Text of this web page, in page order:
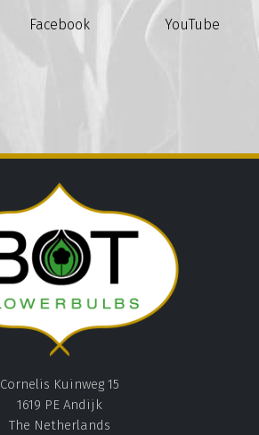
Facebook YouTube
Cornelis Kuinweg 15
1619 PE Andijk
The Netherlands